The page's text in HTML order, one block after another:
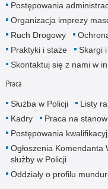
Postępowania
Organizacja imprezy
Ruch Drogowy
Praktyki i staże
Skargi
Skontaktuj się z nami w
Praca
Służba w Policji
Listy
Kadry
Praca na
Postępowania
Ogłoszenia
służby w Policji
Oddziały o profilu